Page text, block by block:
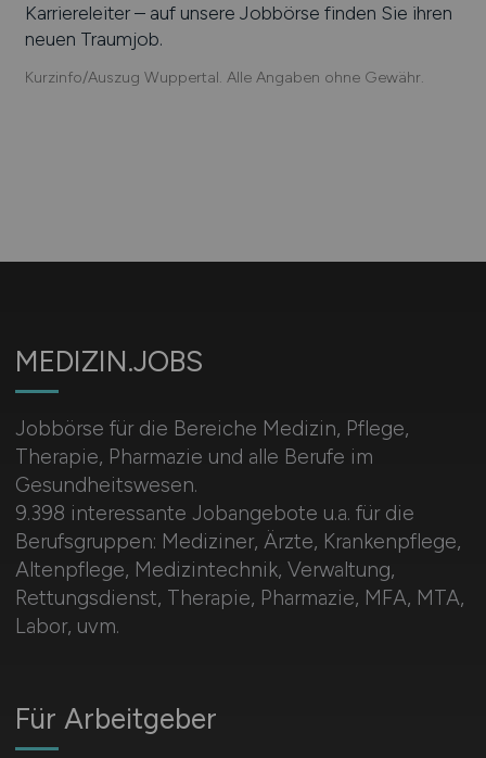
Karriereleiter – auf unsere Jobbörse finden Sie ihren
neuen Traumjob.
Kurzinfo/Auszug Wuppertal. Alle Angaben ohne Gewähr.
MEDIZIN.JOBS
Jobbörse für die Bereiche Medizin, Pflege,
Therapie, Pharmazie und alle Berufe im
Gesundheitswesen.
9.398 interessante Jobangebote u.a. für die
Berufsgruppen: Mediziner, Ärzte, Krankenpflege,
Altenpflege, Medizintechnik, Verwaltung,
Rettungsdienst, Therapie, Pharmazie, MFA, MTA,
Labor, uvm.
Für Arbeitgeber